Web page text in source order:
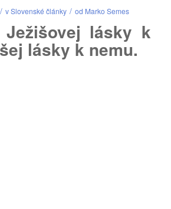
/ vSlovenské články / od Marko Semes
Ježišovej lásky k
lásky k nemu.